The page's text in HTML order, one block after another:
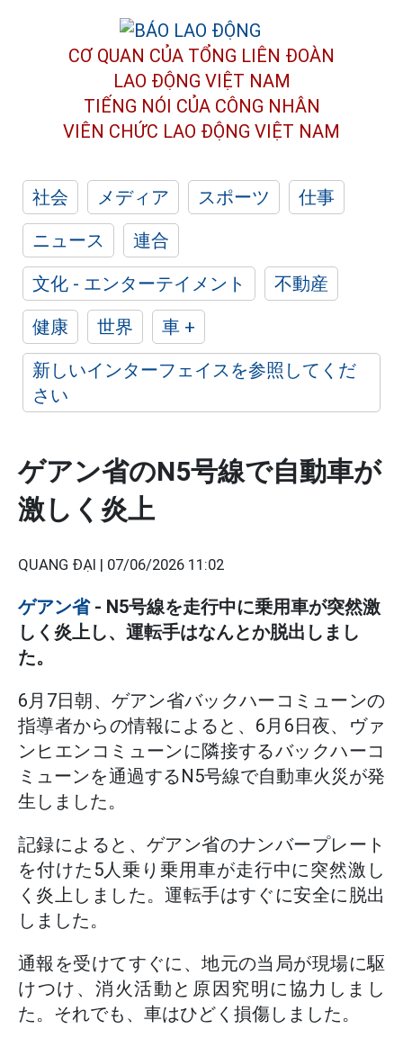
CƠ QUAN CỦA TỔNG LIÊN ĐOÀN
LAO ĐỘNG VIỆT NAM
TIẾNG NÓI CỦA CÔNG NHÂN
VIÊN CHỨC LAO ĐỘNG VIỆT NAM
社会 メディア スポーツ
仕事
ニュース
連合
文化 - エンターテイメント
不動産
健康
世界
車 +
新しいインターフェイスを参照してくだ
さい
ゲアン省のN5号線で自動車が
激しく炎上
QUANG ĐẠI | 07/06/2026 11:02
ゲアン省- N5号線を走行中に乗用車が突然激
しく炎上し、運転手はなんとか脱出しまし
た。
6月7日朝、ゲアン省バックハーコミューンの
指導者からの情報によると、6月6日夜、ヴァ
ンヒエンコミューンに隣接するバックハーコ
ミューンを通過するN5号線で自動車火災が発
生しました。
記録によると、ゲアン省のナンバープレート
を付けた5人乗り乗用車が走行中に突然激し
く炎上しました。運転手はすぐに安全に脱出
しました。
通報を受けてすぐに、地元の当局が現場に駆
けつけ、消火活動と原因究明に協力しまし
た。それでも、車はひどく損傷しました。